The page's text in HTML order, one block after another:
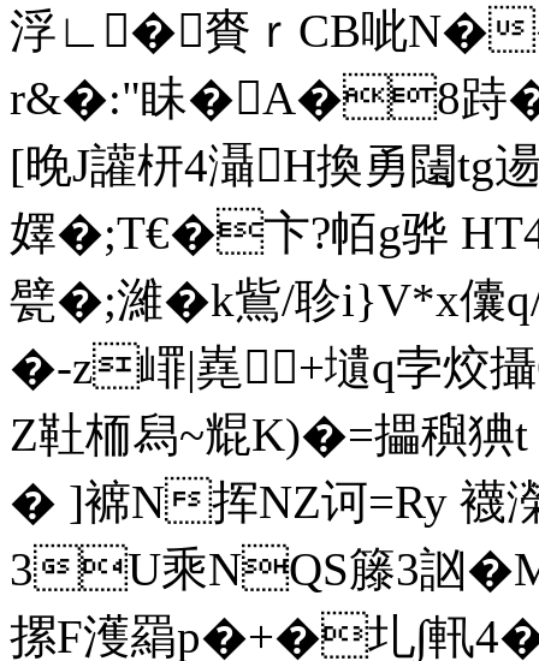
浮∟�賚ｒCB呲
r&�:"眛�A�8跱
[晚J讙枅4灄H換勇闧
嬕�;T€�卞?帞g骅
甓�;濰� k鴜/聄i}V*x儾q/
� -z嶵|嶤+壝q孛烄
Z靯栭舄~尡K)�=攂穥猠t
� ]褯N挥NZ诃=Ry 襪
3U乘NQS籐3訩
摞F濩羂p�+�圠∫軐